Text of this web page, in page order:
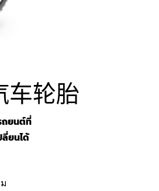
车轮胎
ถยนต์ที่
ลี่ยนได้